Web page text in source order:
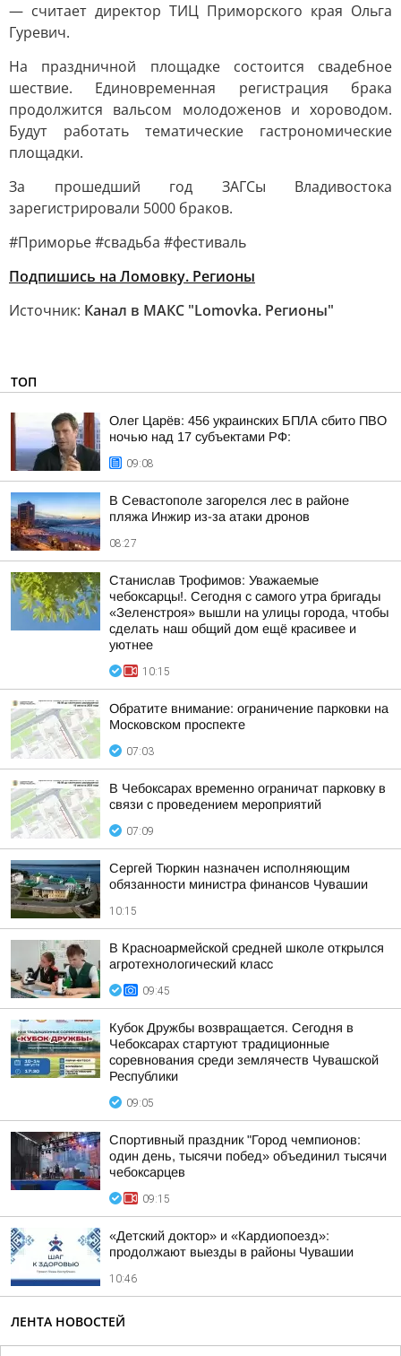
— считает директор ТИЦ Приморского края Ольга
Гуревич.
На праздничной площадке состоится свадебное
шествие. Единовременная регистрация брака
продолжится вальсом молодоженов и хороводом.
Будут работать тематические гастрономические
площадки.
За прошедший год ЗАГСы Владивостока
зарегистрировали 5000 браков.
#Приморье #свадьба #фестиваль
Подпишись на Ломовку. Регионы
Источник: Канал в МАКС "Lomovka. Регионы"
ТОП
Олег Царёв: 456 украинских БПЛА сбито ПВО
ночью над 17 субъектами РФ:
09:08
В Севастополе загорелся лес в районе
пляжа Инжир из-за атаки дронов
08:27
Станислав Трофимов: Уважаемые
чебоксарцы!. Сегодня с самого утра бригады
«Зеленстроя» вышли на улицы города, чтобы
сделать наш общий дом ещё красивее и
уютнее
10:15
Обратите внимание: ограничение парковки на
Московском проспекте
07:03
В Чебоксарах временно ограничат парковку в
связи с проведением мероприятий
07:09
Сергей Тюркин назначен исполняющим
обязанности министра финансов Чувашии
10:15
В Красноармейской средней школе открылся
агротехнологический класс
09:45
Кубок Дружбы возвращается. Сегодня в
Чебоксарах стартуют традиционные
соревнования среди землячеств Чувашской
Республики
09:05
Спортивный праздник "Город чемпионов:
один день, тысячи побед» объединил тысячи
чебоксарцев
09:15
«Детский доктор» и «Кардиопоезд»:
продолжают выезды в районы Чувашии
10:46
ЛЕНТА НОВОСТЕЙ